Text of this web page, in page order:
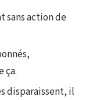
sans action de
ça.
disparaissent, il